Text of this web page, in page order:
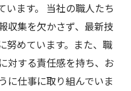
います。 当社の職人たち
収集を欠かさず、最新技
努めています。また、職
対する責任感を持ち、お
に仕事に取り組んでいま